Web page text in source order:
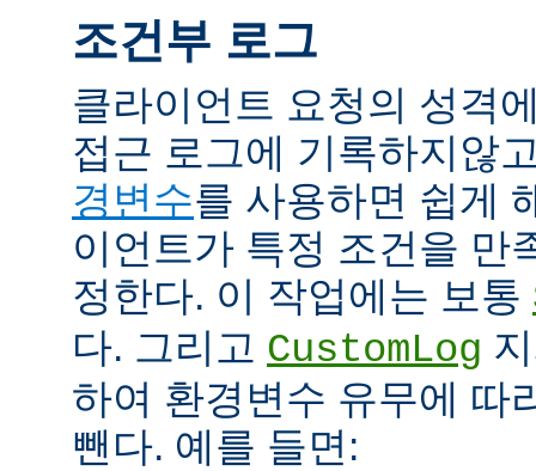
조건부 로그
클라이언트 요청의 성격
접근 로그에 기록하지않
경변수를 사용하면 쉽게
이언트가 특정 조건을 만
정한다. 이 작업에는 보통
다. 그리고 CustomLog
하여 환경변수 유무에 따
뺀다. 예를 들면: